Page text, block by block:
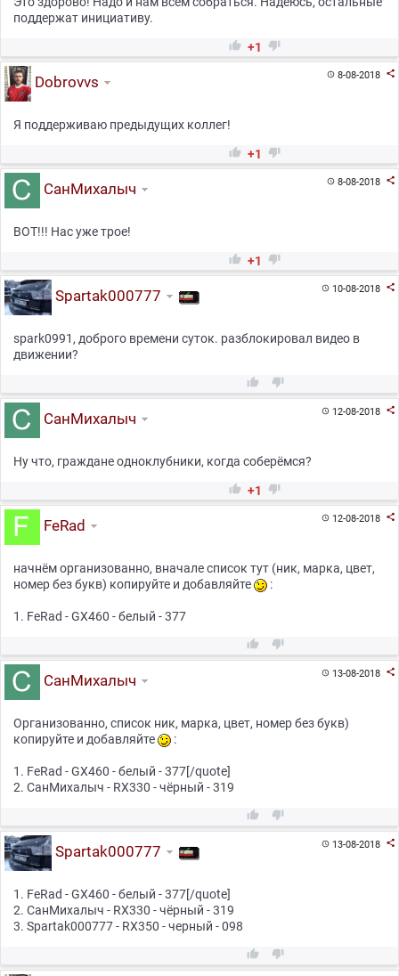
поддержат инициативу.
 +1 
8-08-2018 
Dobrovvs
Я поддерживаю предыдущих коллег!
 +1 
8-08-2018 
СанМихалыч
ВОТ!!! Нас уже трое!
 +1 
10-08-2018 
Spartak000777
spark0991, доброго времени суток. разблокировал видео в
движении?
 
12-08-2018 
СанМихалыч
Ну что, граждане одноклубники, когда соберёмся?
 +1 
12-08-2018 
FeRad
начнём организованно, вначале список тут (ник, марка, цвет,
номер без букв) копируйте и добавляйте
:
1. FeRad - GX460 - белый - 377
 
13-08-2018 
СанМихалыч
Организованно, список ник, марка, цвет, номер без букв)
копируйте и добавляйте
:
1. FeRad - GX460 - белый - 377[/quote]
2. СанМихалыч - RX330 - чёрный - 319
 
13-08-2018 
Spartak000777
1. FeRad - GX460 - белый - 377[/quote]
2. СанМихалыч - RX330 - чёрный - 319
3. Spartak000777 - RX350 - черный - 098
 